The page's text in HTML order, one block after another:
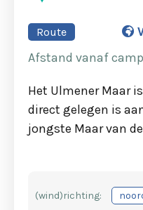
Route
Afstand vanaf
Het Ulmener Maar
direct gelegen is
jongste Maar van
(wind)richting: